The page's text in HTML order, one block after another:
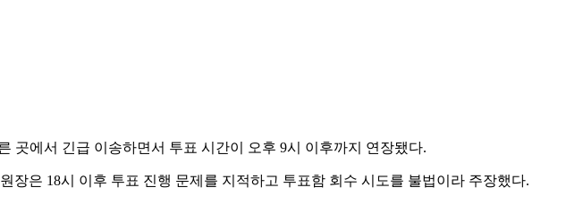
곳에서 긴급 이송하면서 투표 시간이 오후 9시 이후까지 연장됐다.
은 18시 이후 투표 진행 문제를 지적하고 투표함 회수 시도를 불법이라 주장했다.